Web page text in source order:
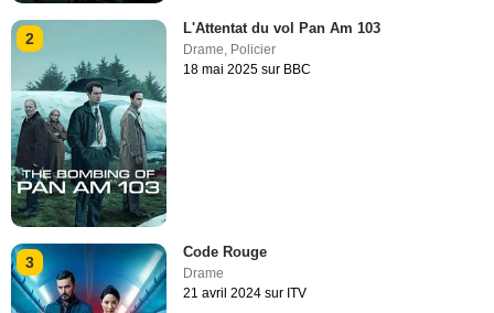
2
L'Attentat du vol Pan Am 103
Drame Policier
18 mai 2025 sur BBC
3
Code Rouge
Drame
21 avril 2024 sur ITV